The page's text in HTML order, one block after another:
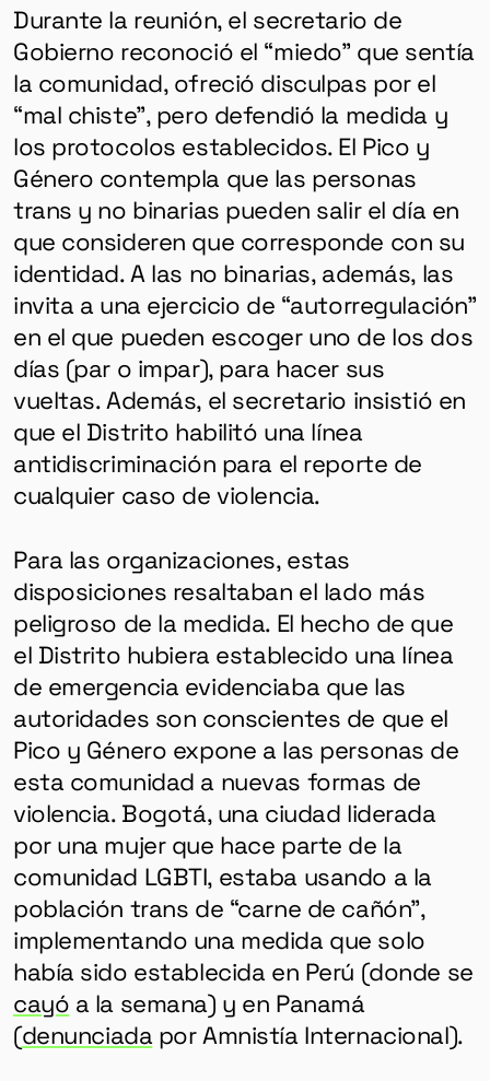
Durante la reunión, el secretario de
Gobierno reconoció el “miedo” que sentía
la comunidad, ofreció disculpas por el
“mal chiste”, pero defendió la medida y
los protocolos establecidos. El Pico y
Género contempla que las personas
trans y no binarias pueden salir el día en
que consideren que corresponde con su
identidad. A las no binarias, además, las
invita a una ejercicio de “autorregulación”
en el que pueden escoger uno de los dos
días (par o impar), para hacer sus
vueltas. Además, el secretario insistió en
que el Distrito habilitó una línea
antidiscriminación para el reporte de
cualquier caso de violencia.
Para las organizaciones, estas
disposiciones resaltaban el lado más
peligroso de la medida. El hecho de que
el Distrito hubiera establecido una línea
de emergencia evidenciaba que las
autoridades son conscientes de que el
Pico y Género expone a las personas de
esta comunidad a nuevas formas de
violencia. Bogotá, una ciudad liderada
por una mujer que hace parte de la
comunidad LGBTI, estaba usando a la
población trans de “carne de cañón”,
implementando una medida que solo
había sido establecida en Perú (donde se
cayó a la semana) y en Panamá
(denunciadapor Amnistía Internacional).